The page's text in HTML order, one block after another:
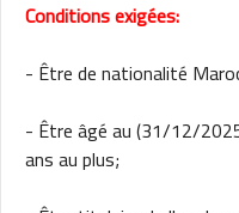
Conditions exigées:
- Être de nationalité
- Être âgé au (31/12/
ans au plus;